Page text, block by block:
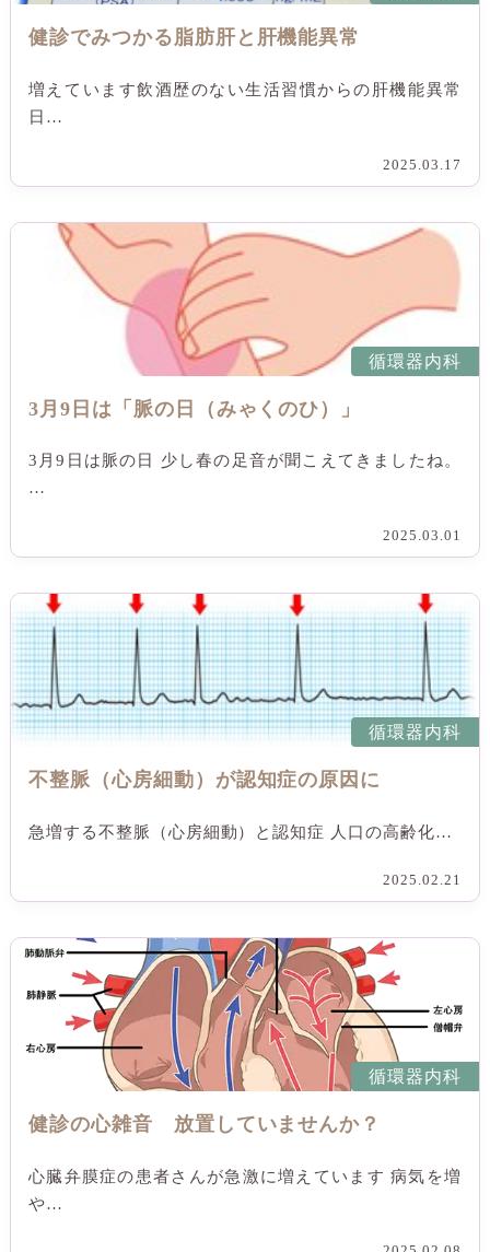
健診でみつかる脂肪肝と肝機能異常
増えています飲酒歴のない生活習慣からの肝機能異常
日…
2025.03.17
循環器内科
3月9日は「脈の日（みゃくのひ）」
3月9日は脈の日 少し春の足音が聞こえてきましたね。
…
2025.03.01
循環器内科
不整脈（心房細動）が認知症の原因に
急増する不整脈（心房細動）と認知症 人口の高齢化…
2025.02.21
循環器内科
健診の心雑音 放置していませんか？
心臓弁膜症の患者さんが急激に増えています 病気を増
や…